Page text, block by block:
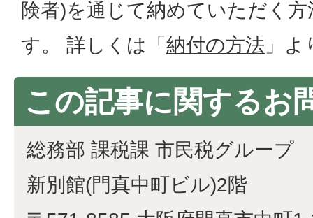
険者)を通じて納めていただく
す。 詳しくは「 納付の方法 」
この記事に関するお
総務部 課税課 市民税グループ
新別館(門真中町ビル)2階